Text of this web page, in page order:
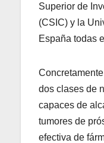
Superior de
(CSIC) y la
España todas
dos clases de
capaces de
tumores de
efectiva de